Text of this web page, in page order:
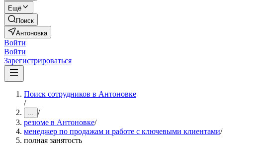
Ещё
Поиск
Антоновка
Войти
Войти
Зарегистрироваться
Поиск сотрудников в Антоновке
/
... /
резюме в Антоновке/
менеджер по продажам и работе с ключевыми клиентами/
полная занятость